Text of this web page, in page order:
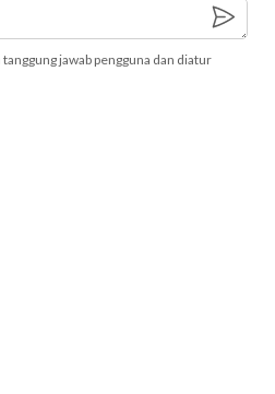
jawab pengguna dan diatur